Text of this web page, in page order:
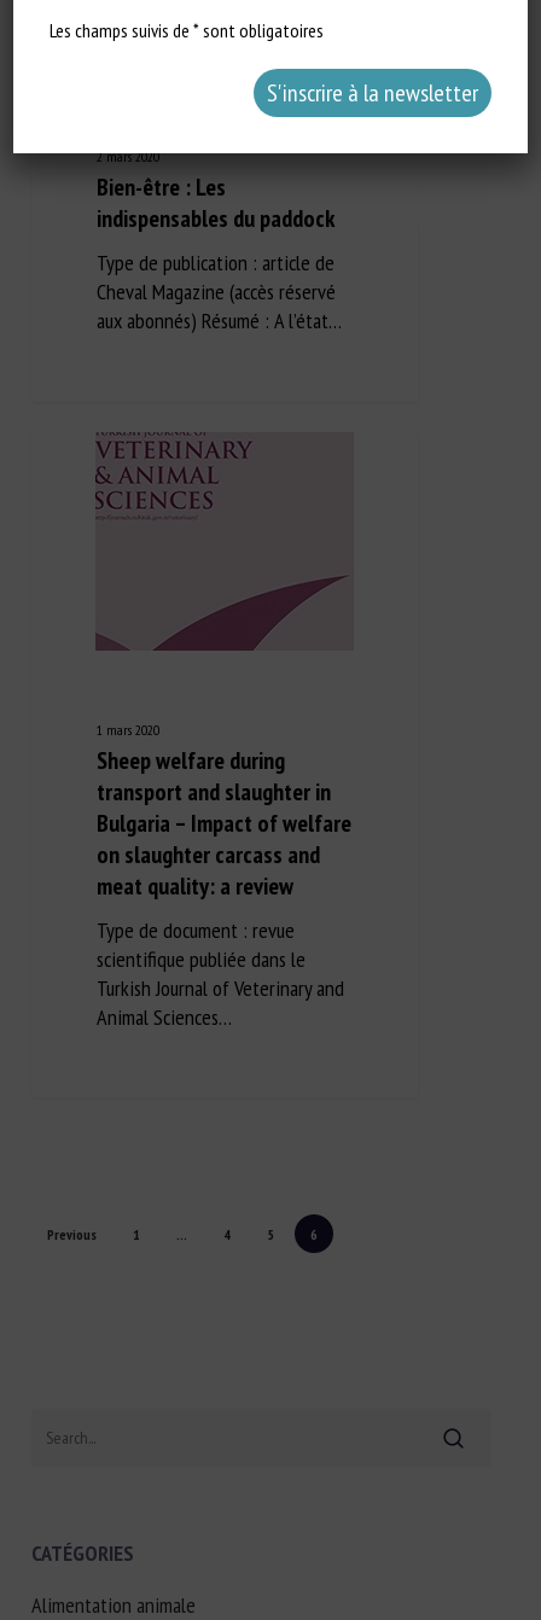
2 mars 2020
Bien-être : Les
indispensables du paddock
Type de publication : article de
Cheval Magazine (accès réservé
aux abonnés) Résumé : A l’état…
1 mars 2020
Sheep welfare during
transport and slaughter in
Bulgaria – Impact of welfare
on slaughter carcass and
meat quality: a review
Type de document : revue
scientifique publiée dans le
Turkish Journal of Veterinary and
Animal Sciences…
Previous 1 4 5 6
CATÉGORIES
Alimentation animale
Les champs suivis de * sont obligatoires